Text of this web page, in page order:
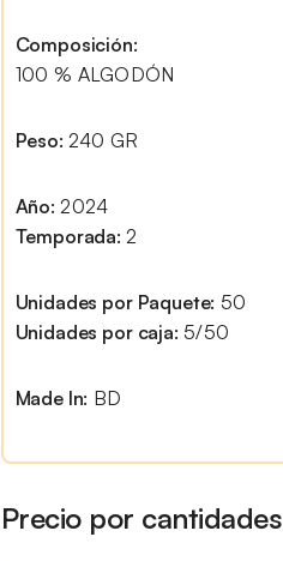
Composición:
100 % ALGODÓN
Peso: 240 GR
Año: 2024
Temporada: 2
Unidades por Paquete: 50
Unidades por caja: 5/50
Made In: BD
Precio por cantidades